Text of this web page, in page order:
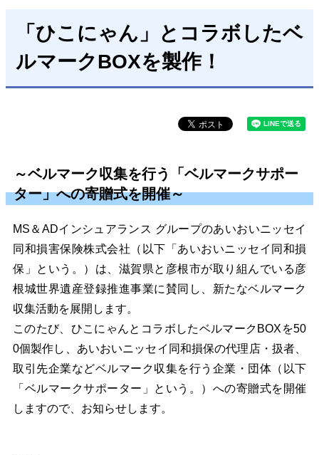
「ひこにゃん」とコラボしたベ
ルマークBOXを製作！
～ベルマーク収集を行う「ベルマークサポー
ター」への寄贈式を開催～
MS＆ADインシュアランス グループのあいおいニッセイ
同和損害保険株式会社（以下「あいおいニッセイ同和損
保」という。）は、滋賀県と彦根市が取り組んでいる彦
根城世界遺産登録推進事業に賛同し、新たなベルマーク
収集活動を展開します。
このたび、ひこにゃんとコラボしたベルマークBOXを50
0個製作し、あいおいニッセイ同和損保の代理店・扱者、
取引先企業などベルマーク収集を行う企業・団体（以下
「ベルマークサポーター」という。）への寄贈式を開催
しますので、お知らせします。